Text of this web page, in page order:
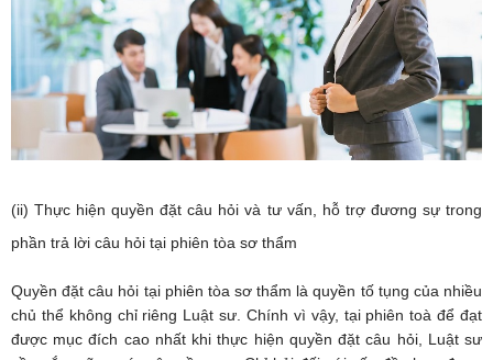
(ii) Thực hiện quyền đặt câu hỏi và tư vấn, hỗ trợ đương sự trong
phần trả lời câu hỏi tại phiên tòa sơ thẩm
Quyền đặt câu hỏi tại phiên tòa sơ thẩm là quyền tố tụng của nhiều
chủ thể không chỉ riêng Luật sư. Chính vì vậy, tại phiên toà để đạt
được mục đích cao nhất khi thực hiện quyền đặt câu hỏi, Luật sư